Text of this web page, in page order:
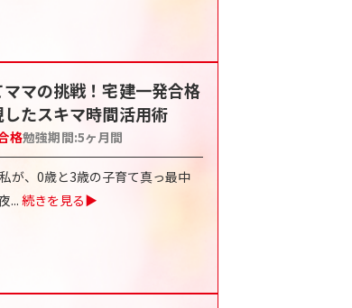
マの挑戦！宅建一発合格
したスキマ時間活用術
格勉強期間:5ヶ月間
が、0歳と3歳の子育て真っ最中
... 続きを見る▶